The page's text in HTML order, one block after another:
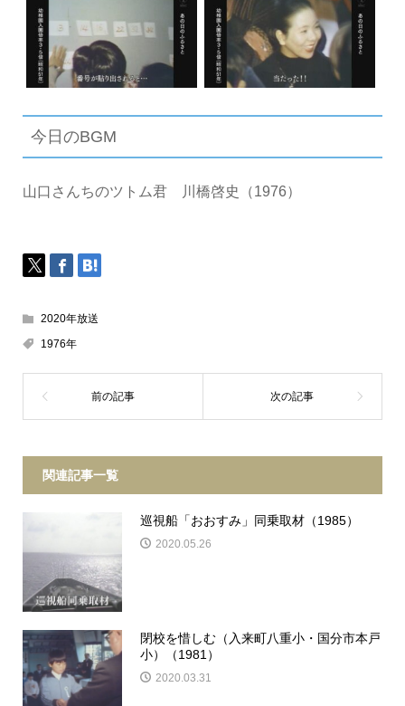
今日のBGM
山口さんちのツトム君 川橋啓史（1976）
2020年放送
1976年
関連記事一覧
巡視船「おおすみ」同乗取材（1985）
2020.05.26
閉校を惜しむ（入来町八重小・国分市本戸
小）（1981）
2020.03.31